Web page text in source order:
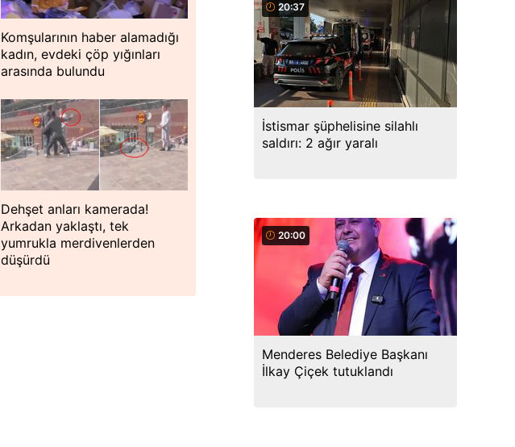
Komşularının haber alamadığı
kadın, evdeki çöp yığınları
arasında bulundu
Dehşet anları kamerada!
Arkadan yaklaştı, tek
yumrukla merdivenlerden
düşürdü
20:37
İstismar şüphelisine silahlı
saldırı: 2 ağır yaralı
20:00
Menderes Belediye Başkanı
İlkay Çiçek tutuklandı